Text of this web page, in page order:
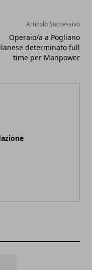
Articolo Successivo
Operaio/a a Pogliano
determinato full
time per Manpower